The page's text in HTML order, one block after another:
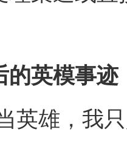
英模事迹
雄，我只